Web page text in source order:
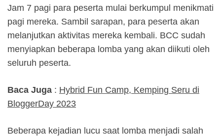
Jam 7 pagi para peserta mulai berkumpul menikmati
pagi mereka. Sambil sarapan, para peserta akan
melanjutkan aktivitas mereka kembali. BCC sudah
menyiapkan beberapa lomba yang akan diikuti oleh
seluruh peserta.
Baca Juga : Hybrid Fun Camp, Kemping Seru di
BloggerDay 2023
Beberapa kejadian lucu saat lomba menjadi salah